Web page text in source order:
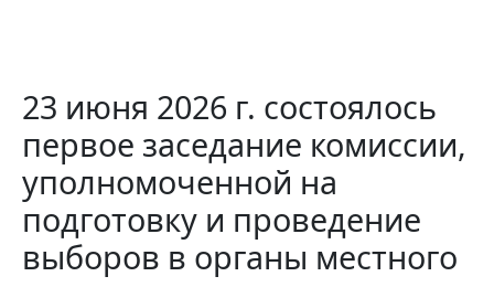
23 июня 2026 г. состоялось
первое заседание комиссии,
уполномоченной на
подготовку и проведение
выборов в органы местного